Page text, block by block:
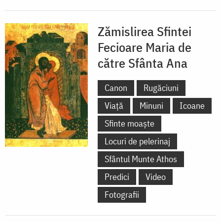
Zămislirea Sfintei
Fecioare Maria de
către Sfânta Ana
Canon
Rugăciuni
Viață
Minuni
Icoane
Sfinte moaște
Locuri de pelerinaj
Sfântul Munte Athos
Predici
Video
Fotografii